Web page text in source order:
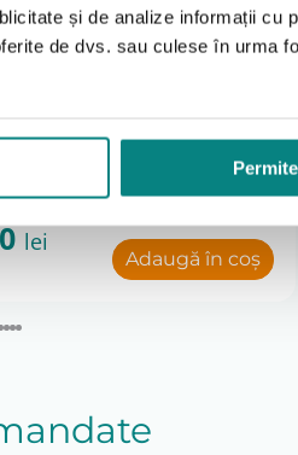
și de analize informații cu
de dvs. sau culese în urma
poate oferi consiliere
pentru defecte de
produsele disponibile la
pelviana 2 puncte
frontala pentru
reha Swifty 2
lei
Adaugă în coș